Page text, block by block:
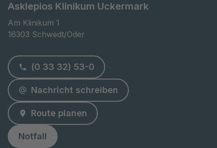
Asklepios Klinikum Uckermark
Am Klinikum 1
16303 Schwedt/Oder
(0 33 32) 53-0
Nachricht schreiben
Route planen
Notfall